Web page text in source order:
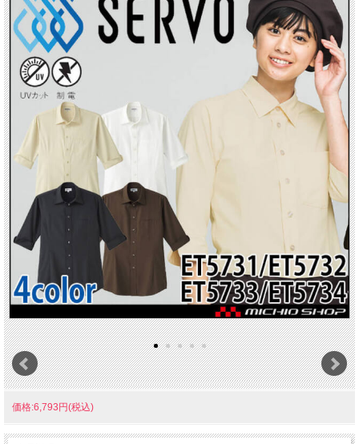
価格:6,793円(税込)